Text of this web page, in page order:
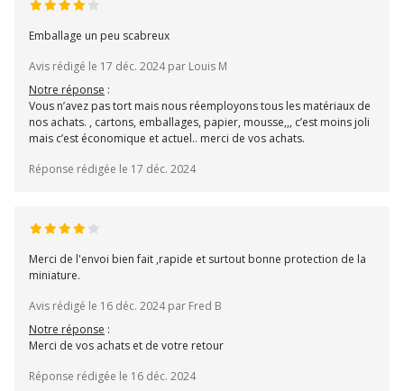
Emballage un peu scabreux
Avis rédigé le 17 déc. 2024 par Louis M
Notre réponse :
Vous n’avez pas tort mais nous réemployons tous les matériaux de
nos achats. , cartons, emballages, papier, mousse,,, c’est moins joli
mais c’est économique et actuel.. merci de vos achats.
Réponse rédigée le 17 déc. 2024
Merci de l'envoi bien fait ,rapide et surtout bonne protection de la
miniature.
Avis rédigé le 16 déc. 2024 par Fred B
Notre réponse :
Merci de vos achats et de votre retour
Réponse rédigée le 16 déc. 2024